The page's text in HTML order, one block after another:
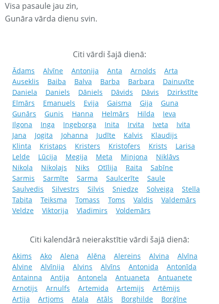
Visa pasaule jau zin,
Gunāra vārda dienu svin.
Citi vārdi šajā dienā:
Ādams Alvīne Antonija Anta Arnolds
Arta
Auseklis
Baiba Balva Barba Barbara
Dainuvīte
Daniela
Daniels Dāniels Dāvids Dāvis
Dzirkstīte
Elmārs
Emanuels Evija Gaisma Gija
Guna
Gunārs
Gunis Hanna Helmārs Hilda
Ieva
Ilgona
Inga Ingeborga Inita Irvita Iveta
Ivita
Jana
Jogita Johanna Judīte Kalvis
Klaudijs
Klinta
Kristaps Kristers Kristofers Krists
Larisa
Lelde
Lūcija Megija Meta Minjona
Niklāvs
Nikola
Nikolajs Niks Otīlija Raita
Sabīne
Sarmis
Sarmīte Sarma Saulcerīte
Saule
Saulvedis
Silvestrs Silvis Sniedze Solveiga
Stella
Tabita
Teiksma Tomass Toms Valdis
Valdemārs
Veldze
Viktorija Vladimirs Voldemārs
Citi kalendārā neierakstītie vārdi šajā dienā:
Akims Ako Alena Alēna Alereins Alvina
Alvīna
Alvine
Alvīnija Alvins Alvīns Antonida
Antonīda
Antainna
Antija Antonela Antuaneta
Antuanete
Arnotijs
Arnulfs Artemida Artemijs
Artēmijs
Artija
Artjoms Atala Atāls Borghilde
Borģīne